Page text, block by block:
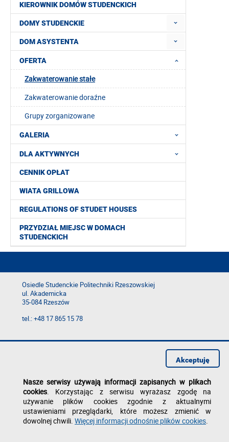
KIEROWNIK DOMÓW STUDENCKICH
DOMY STUDENCKIE
DOM ASYSTENTA
OFERTA
Zakwaterowanie stałe
Zakwaterowanie doraźne
Grupy zorganizowane
GALERIA
DLA AKTYWNYCH
CENNIK OPŁAT
WIATA GRILLOWA
REGULATIONS OF STUDET HOUSES
PRZYDZIAŁ MIEJSC W DOMACH
STUDENCKICH
Osiedle Studenckie Politechniki Rzeszowskiej
ul. Akademicka
35-084 Rzeszów
tel.: +48 17 865 15 78
Deklaracja dostępności
Nasze serwisy używają informacji zapisanych w plikach
cookies. Korzystając z serwisu wyrażasz zgodę na
używanie plików cookies zgodnie z aktualnymi
ustawieniami przeglądarki, które możesz zmienić w
dowolnej chwili. Więcej informacji odnośnie plików cookies.
Akceptuję